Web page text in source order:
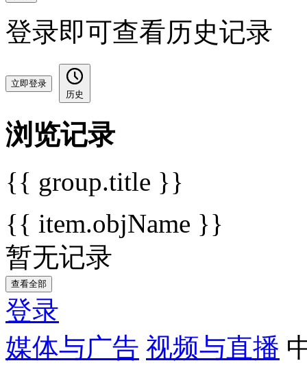
登录即可查看历史记录
立即登录
历史
浏览记录
{{ group.title }}
{{ item.objName }}
暂无记录
查看全部
登录
媒体与广告 视频与直播